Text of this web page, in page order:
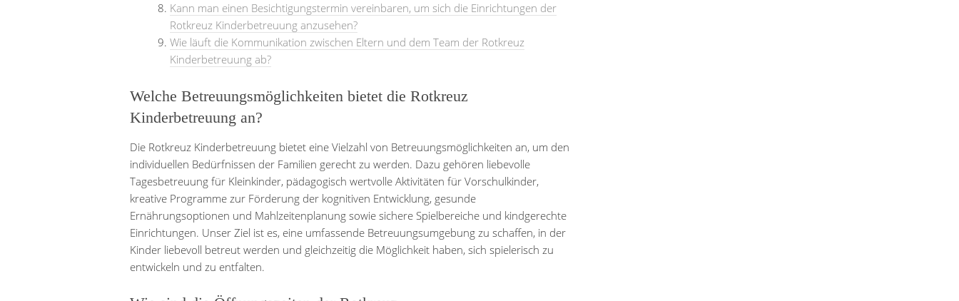
Kann man einen Besichtigungstermin vereinbaren, um sich die Einrichtungen der
Rotkreuz Kinderbetreuung anzusehen?
Wie läuft die Kommunikation zwischen Eltern und dem Team der Rotkreuz
Kinderbetreuung ab?
Welche Betreuungsmöglichkeiten bietet die Rotkreuz
Kinderbetreuung an?
Die Rotkreuz Kinderbetreuung bietet eine Vielzahl von Betreuungsmöglichkeiten an, um den
individuellen Bedürfnissen der Familien gerecht zu werden. Dazu gehören liebevolle
Tagesbetreuung für Kleinkinder, pädagogisch wertvolle Aktivitäten für Vorschulkinder,
kreative Programme zur Förderung der kognitiven Entwicklung, gesunde
Ernährungsoptionen und Mahlzeitenplanung sowie sichere Spielbereiche und kindgerechte
Einrichtungen. Unser Ziel ist es, eine umfassende Betreuungsumgebung zu schaffen, in der
Kinder liebevoll betreut werden und gleichzeitig die Möglichkeit haben, sich spielerisch zu
entwickeln und zu entfalten.